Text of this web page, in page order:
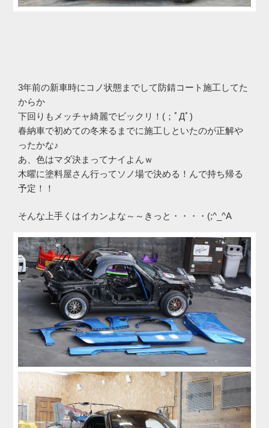
3年前の新車時にコノ状態までして防錆コート施工してた
からか
下回りもメッチャ綺麗でビックリ！(；ﾟДﾟ)
春納車で初めての冬来るまでに施工しといたのが正解や
ったかな♪
あ、色はマダ決まってナイよんｗ
木曜に塗料屋さん行ってソノ場で決める！んで持ち帰る
予定！！
そんな上手くはイカンよな～～きっと・・・・(;^_^A